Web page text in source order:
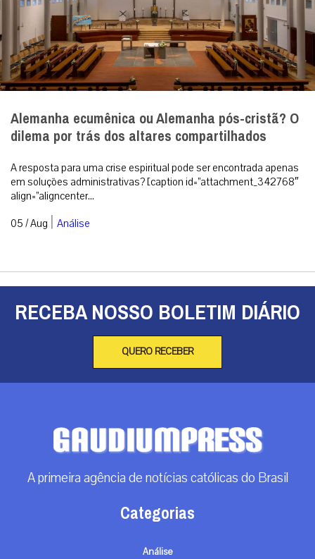
Alemanha ecumênica ou Alemanha pós-cristã? O
dilema por trás dos altares compartilhados
A resposta para uma crise espiritual pode ser encontrada apenas
em soluções administrativas? [caption id=”attachment_342768″
align=”aligncenter...
05 / Aug | Análise
RECEBA NOSSO BOLETIM DIÁRIO
QUERO RECEBER
A primeira agência de notícias católicas do Brasil
Categorias
Análise